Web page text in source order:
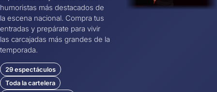
humoristas más destacados de
la escena nacional. Compra tus
entradas y prepárate para vivir
las carcajadas más grandes de la
temporada.
29 espectáculos
Toda la cartelera